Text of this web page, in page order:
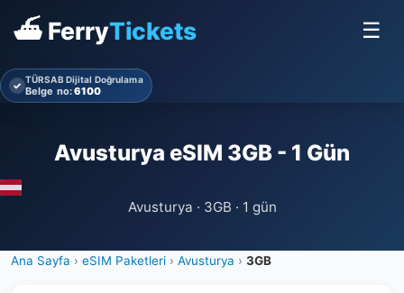
⛴ FerryTickets ☰
✓ TÜRSAB Dijital Doğrulama
Belge no:6100
Avusturya eSIM 3GB - 1 Gün
Avusturya · 3GB · 1 gün
Ana Sayfa › eSIM Paketleri › Avusturya › 3GB